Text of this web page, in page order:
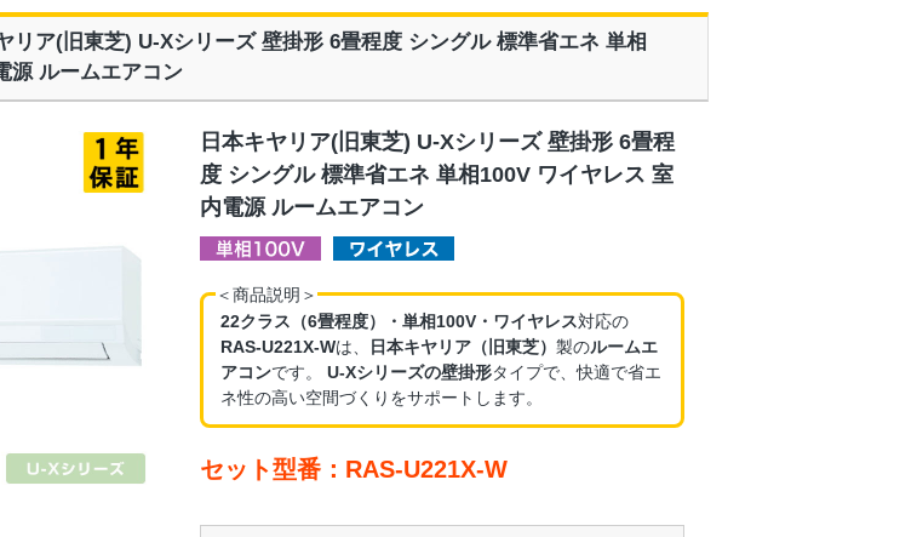
リア(旧東芝) U-Xシリーズ 壁掛形 6畳程度 シングル 標準省エネ 単相
源 ルームエアコン
日本キヤリア(旧東芝) U-Xシリーズ 壁掛形 6畳程
度 シングル 標準省エネ 単相100V ワイヤレス 室
内電源 ルームエアコン
＜商品説明＞
22クラス（6畳程度）・単相100V・ワイヤレス対応の
RAS-U221X-Wは、 日本キヤリア（旧東芝） 製のルームエ
アコンです。 U-Xシリーズの壁掛形タイプで、快適で省エ
ネ性の高い空間づくりをサポートします。
セット型番：RAS-U221X-W